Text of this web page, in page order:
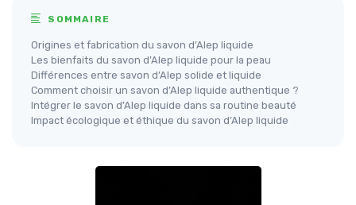
SOMMAIRE
Origines et fabrication du savon d’Alep liquide
Les bienfaits du savon d’Alep liquide pour la peau
Différences entre savon d’Alep solide et liquide
Comment choisir un savon d’Alep liquide authentique ?
Intégrer le savon d’Alep liquide dans sa routine beauté
Impact écologique et éthique du savon d’Alep liquide